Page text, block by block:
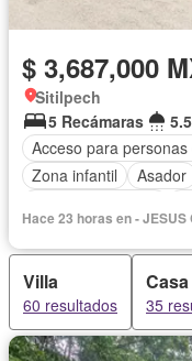
$ 3,687,000
Sitilpech
5 Recámaras
Acceso para
Zona infantil
Asador
Despacho
Azotea
Zonas verdes
Sin
Hace 23 horas en - JESUS
Villa
60 resultados 35